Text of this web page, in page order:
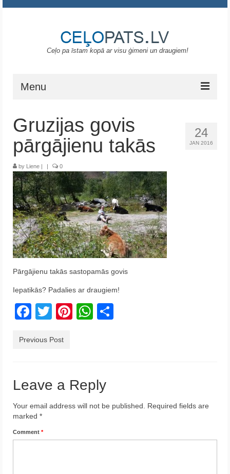
Ceļo pa īstam kopā ar visu ģimeni un draugiem!
Menu
Portugāle
ASV
Melnkalne
Grieķija
Krēta
Itālija
Par Mums
24
JAN 2016
Gruzijas govis
pārgājienu takās
by Liene | | 0
Pārgājienu takās sastopamās govis
Iepatikās? Padalies ar draugiem!
Facebook
TwitterPinterest
WhatsApp
Previous Post
Leave a Reply
Your email address will not be published.
Required fields are
marked *
Comment *